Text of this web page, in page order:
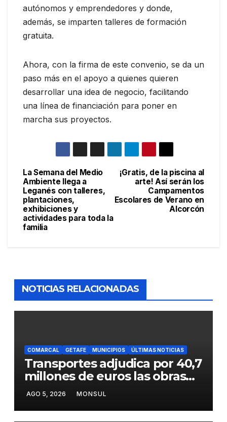
autónomos y emprendedores y donde,
además, se imparten talleres de formación
gratuita.
Ahora, con la firma de este convenio, se da un
paso más en el apoyo a quienes quieren
desarrollar una idea de negocio, facilitando
una línea de financiación para poner en
marcha sus proyectos.
Navegación
de
entradas
¡Gratis, de la piscina al
arte! Así serán los
Campamentos
Escolares de Verano en
Alcorcón
La Semana del Medio
Ambiente llega a
Leganés con talleres,
plantaciones,
exhibiciones y
actividades para toda la
familia
NOTICIAS RELACIONADAS
COMARCAL GETAFE MUNICIPIOS ÚLTIMAS NOTICIAS
Transportes adjudica por 40,7
millones de euros las obras
para mejorar la accesibilidad
del transporte público en la
A-4 en Getafe
AGO 5, 2026 MONSUL